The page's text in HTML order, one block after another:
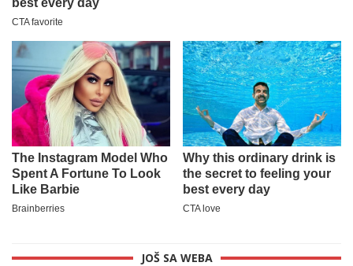
JOŠ SA WEBA